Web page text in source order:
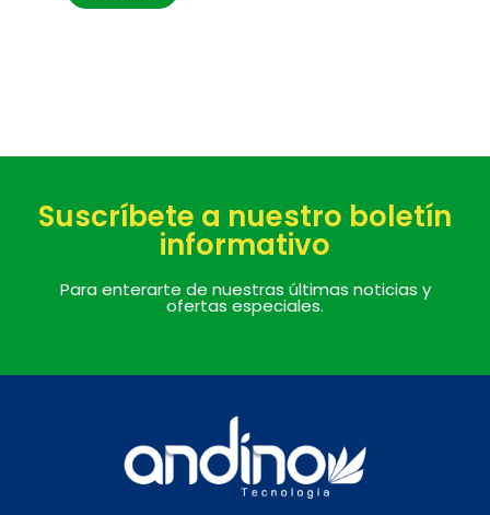
Suscríbete a nuestro boletín
informativo
Para enterarte de nuestras últimas noticias y
ofertas especiales.